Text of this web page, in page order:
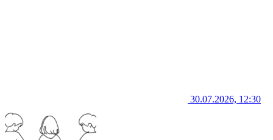
30.07.2026, 12:30